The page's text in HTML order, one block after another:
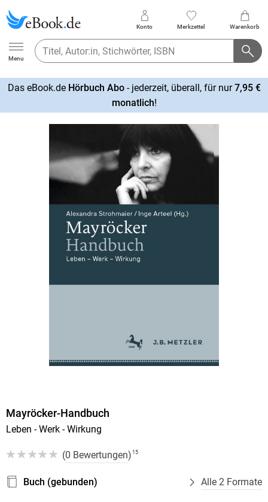
Ebook.de
Menu
Konto Merkzettel Warenkorb
Das eBook.de Hörbuch Abo- jederzeit, überall, für nur7,95 €
monatlich!
Mayröcker-Handbuch
Leben - Werk - Wirkung
(0 Bewertungen) 15
Buch (gebunden) Alle 2 Formate